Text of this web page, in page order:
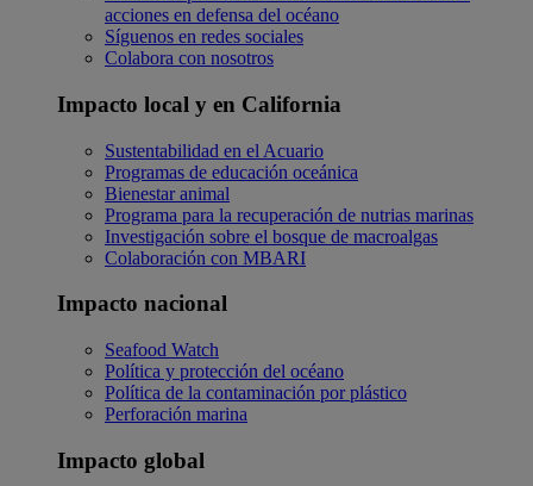
acciones en defensa del océano
Síguenos en redes sociales
Colabora con nosotros
Impacto local y en California
Sustentabilidad en el Acuario
Programas de educación oceánica
Bienestar animal
Programa para la recuperación de nutrias marinas
Investigación sobre el bosque de macroalgas
Colaboración con MBARI
Impacto nacional
Seafood Watch
Política y protección del océano
Política de la contaminación por plástico
Perforación marina
Impacto global